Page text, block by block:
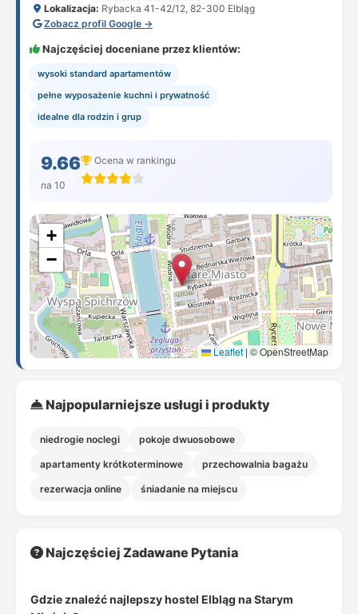
Lokalizacja: Rybacka 41-42/12, 82-300 Elbląg
Zobacz profil Google →
Najczęściej doceniane przez klientów:
wysoki standard apartamentów
pełne wyposażenie kuchni i prywatność
idealne dla rodzin i grup
9.66
na 10
Ocena w rankingu
+
−
Leaflet |© OpenStreetMap
Najpopularniejsze usługi i produkty
niedrogie noclegi pokoje dwuosobowe
apartamenty krótkoterminowe przechowalnia bagażu
rezerwacja online śniadanie na miejscu
Najczęściej Zadawane Pytania
Gdzie znaleźć najlepszy hostel Elbląg na Starym